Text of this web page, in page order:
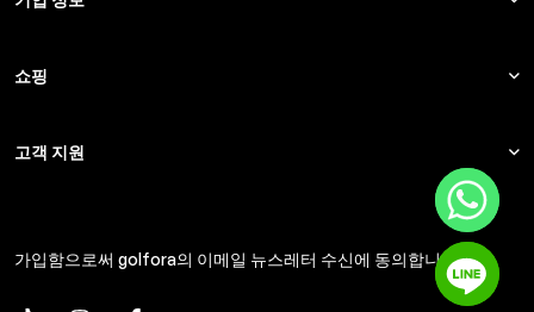
쇼핑
고객 지원
가입함으로써 golfora의 이메일 뉴스레터 수신에 동의합니다.